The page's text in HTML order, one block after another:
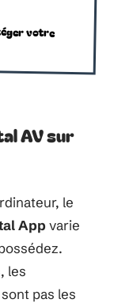
votre
AV sur
le
Appvarie
les
pas les